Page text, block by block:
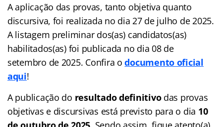
A aplicação das provas, tanto objetiva quanto
discursiva, foi realizada no dia 27 de julho de 2025.
A listagem preliminar dos(as) candidatos(as)
habilitados(as) foi publicada no dia 08 de
setembro de 2025. Confira odocumento oficial
aqui!
A publicação do resultado definitivo das provas
objetivas e discursivas está previsto para o dia 10